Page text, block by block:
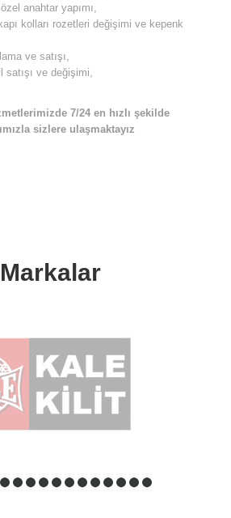
anahtar yapımı,
kolları rozetleri değişimi ve kepenk
ve satışı,
ve değişimi,
7/24 en hızlı şekilde
sizlere ulaşmaktayız
Markalar